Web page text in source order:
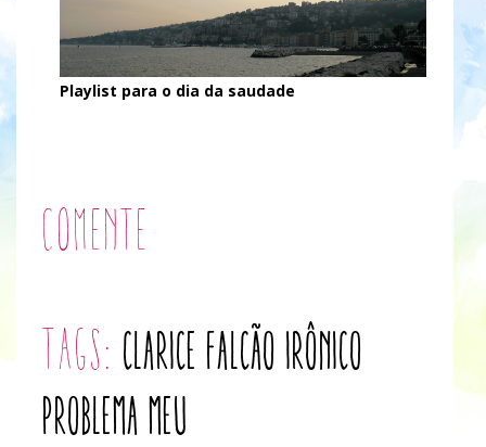
Playlist para o dia da saudade
Comente
tags: clarice falcão irônico
problema meu